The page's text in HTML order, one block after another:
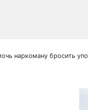
наркоману бросить